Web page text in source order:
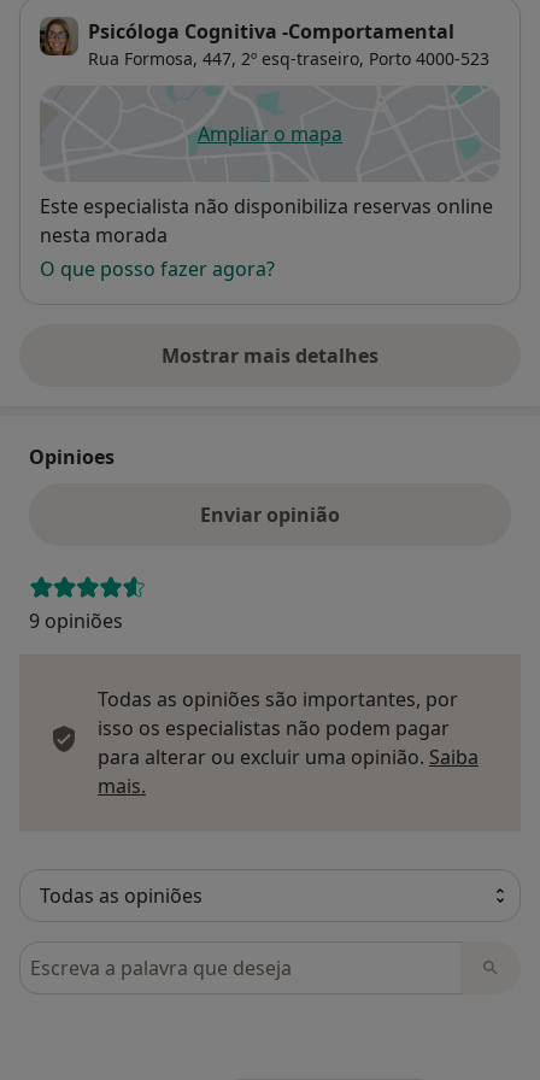
na Rádio Clube de Penafiel;
Formadora – “ Organizações felizes com a psicologia
positiva”; Parentalidade positiva; Competências
parentais; Alimentação e distúrbios de
comportamento; “ Inteligência emocional”;
Psicóloga Cognitiva -Comportamental
Rua Formosa, 447, 2º esq-traseiro, Porto 4000-523
Ampliar o mapaabre num novo separador
Disponibilidade
Este especialista não disponibiliza reservas online
nesta morada
O que posso fazer agora?
Mostrar mais detalhes
sobre o endereço
Opinioes
Enviar opinião
9 opiniões
Todas as opiniões são importantes, por
isso os especialistas não podem pagar
para alterar ou excluir uma opinião. Saiba
mais.
Pesquisar em opiniões